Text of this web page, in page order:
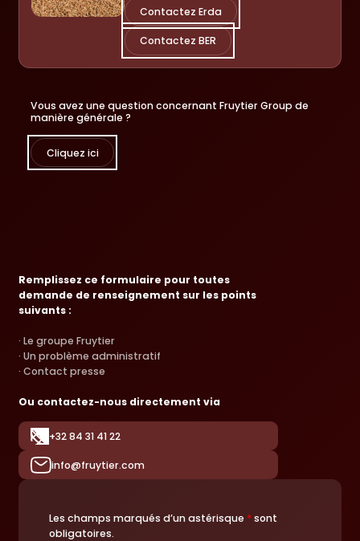
Contactez Erda
Contactez BER
Vous avez une question concernant Fruytier Group de
manière générale ?
Cliquez ici
Remplissez ce formulaire pour toutes
demande de renseignement sur les points
suivants :
· Le groupe Fruytier
· Un problème administratif
· Contact presse
Ou contactez-nous directement via
+32 84 31 41 22
info@fruytier.com
Les champs marqués d’un astérisque *sont
obligatoires.